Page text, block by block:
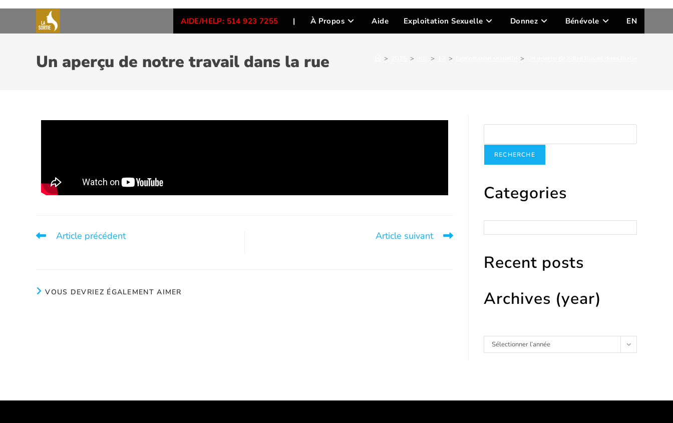
AIDE/HELP: 514 923 7255 | À Propos Aide Exploitation Sexuelle Donnez Bénévole EN
Un aperçu de notre travail dans la rue > > > > >
Article précédent Article suivant
VOUS DEVRIEZ ÉGALEMENT AIMER
RECHERCHE
Categories
Recent posts
Archives (year)
Sélectionner l’année